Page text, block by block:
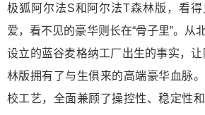
极狐阿尔法S和阿尔法T森林版，看
爱，看不见的豪华则长在“骨子里”。从
设立的蓝谷麦格纳工厂出生的事实，
林版拥有了与生俱来的高端豪华血脉
校工艺，全面兼顾了操控性、稳定性